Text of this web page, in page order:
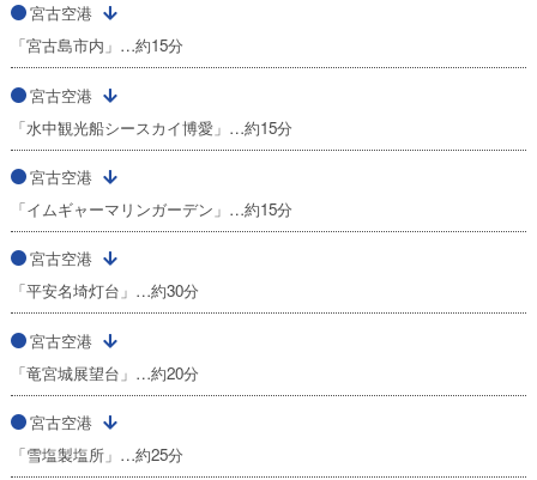
宮古空港
「宮古島市内」…約15分
宮古空港
「水中観光船シースカイ博愛」…約15分
宮古空港
「イムギャーマリンガーデン」…約15分
宮古空港
「平安名埼灯台」…約30分
宮古空港
「竜宮城展望台」…約20分
宮古空港
「雪塩製塩所」…約25分